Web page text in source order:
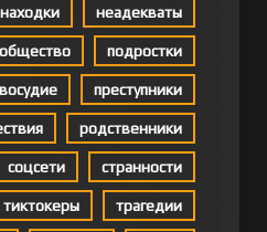
находки неадекваты
общество подростки
преступники
родственники
соцсети странности
тиктокеры трагедии